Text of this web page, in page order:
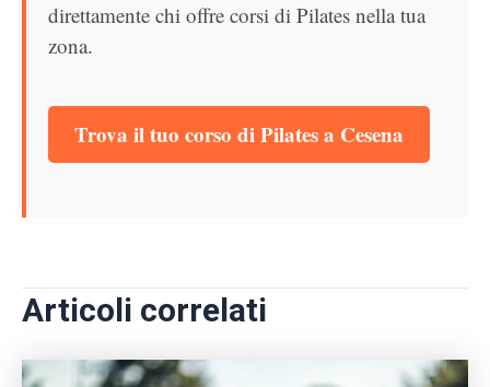
direttamente chi offre corsi di Pilates nella tua
zona.
Trova il tuo corso di Pilates a Cesena
Articoli correlati